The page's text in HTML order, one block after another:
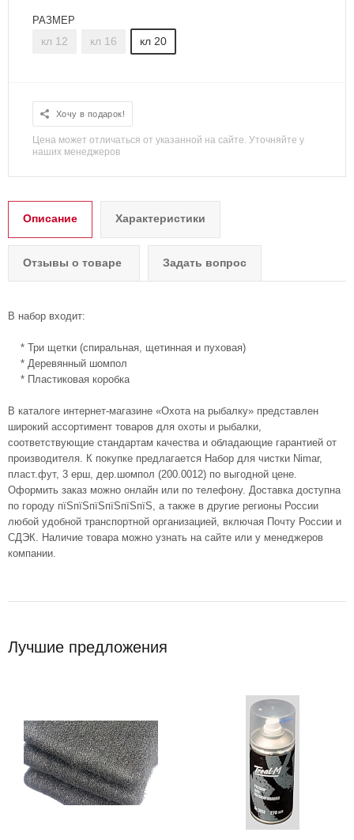
РАЗМЕР
кл 12 кл 16 кл 20
Хочу в подарок!
Цена может отличаться от указанной на сайте. Уточняйте у
наших менеджеров
Описание Характеристики
Отзывы о товаре Задать вопрос
В набор входит:
* Три щетки (спиральная, щетинная и пуховая)
* Деревянный шомпол
* Пластиковая коробка
В каталоге интернет-магазине «Охота на рыбалку» представлен
широкий ассортимент товаров для охоты и рыбалки,
соответствующие стандартам качества и обладающие гарантией от
производителя. К покупке предлагается Набор для чистки Nimar,
пласт.фут, 3 ерш, дер.шомпол (200.0012) по выгодной цене.
Оформить заказ можно онлайн или по телефону. Доставка доступна
по городу пїЅпїЅпїЅпїЅпїЅпїЅ, а также в другие регионы России
любой удобной транспортной организацией, включая Почту России и
СДЭК. Наличие товара можно узнать на сайте или у менеджеров
компании.
Лучшие предложения